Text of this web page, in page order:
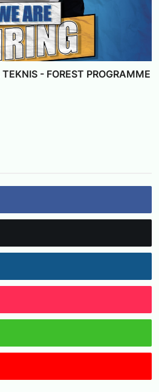
- FOREST PROGRAMME